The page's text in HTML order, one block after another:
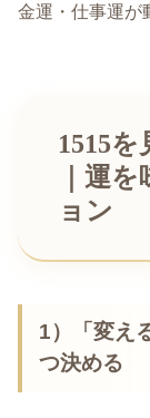
金運・仕事運が
1515
｜運
ョン
1）「変え
つ決める